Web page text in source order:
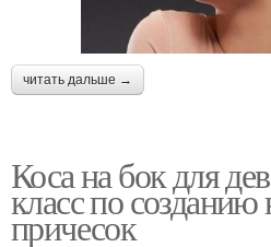
читать дальше →
Коса на бок для
класс по
причесок